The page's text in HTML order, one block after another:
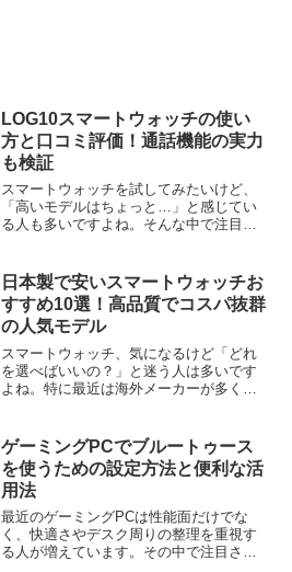
LOG10スマートウォッチの使い
方と口コミ評価！通話機能の実力
も検証
スマートウォッチを試してみたいけど、
「高いモデルはちょっと…」と感じてい
る人も多いですよね。そんな中で注目さ
う価格ながら、歩数計・心拍数測定・通
知機能などを搭載し...
日本製で安いスマートウォッチお
すすめ10選！高品質でコスパ抜群
の人気モデル
スマートウォッチ、気になるけど「どれ
を選べばいいの？」と迷う人は多いです
よね。特に最近は海外メーカーが多く、
あります。しかも、安くても品質がしっ
かりしていて、日常使いに...
ゲーミングPCでブルートゥース
を使うための設定方法と便利な活
用法
最近のゲーミングPCは性能面だけでな
く、快適さやデスク周りの整理を重視す
る人が増えています。その中で注目され